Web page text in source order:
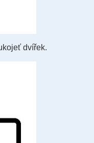
dvířek.